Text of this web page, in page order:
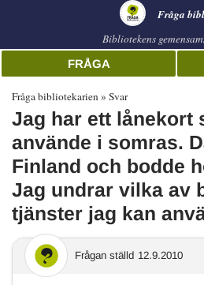
Fråga
Bibliotekens
FRÅGA
Fråga bibliotekarien Svar
Jag har ett lånekort
använde i somras.
Finland och bodde
Jag undrar vilka av
tjänster jag kan
Frågan ställd 12.9.2010